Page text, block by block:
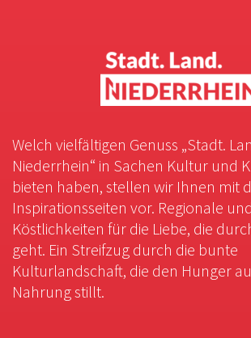
Welch vielfältigen Genuss „Stadt.
Niederrhein“ in Sachen Kultur und
bieten haben, stellen wir Ihnen mit
Inspirationsseiten vor. Regionale
Köstlichkeiten für die Liebe, die
geht. Ein Streifzug durch die bunte
Kulturlandschaft, die den Hunger
Nahrung stillt.